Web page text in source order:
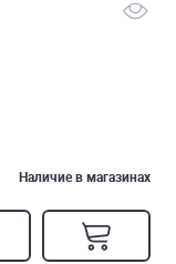
Наличие в магазинах